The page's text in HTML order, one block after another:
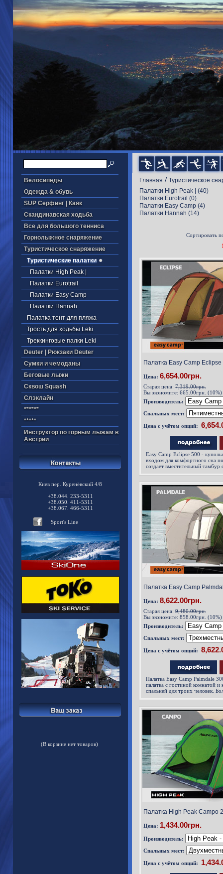
Велосипеды
Одежда & обувь
SUP Серфинг | Каяк
Скандинавская ходьба
Все для большого тенниса
Горнолыжное снаряжение
Туристическое снаряжение
Туристические палатки
Палатки High Peak |
Палатки Eurotrail
Палатки Easy Camp
Палатки Hannah
Палатка тент для пляжа
Трость для ходьбы Leki
Треккинговые палки Leki
Deuter | Рюкзаки Deuter
Cумки и чемоданы
Беговые лыжи
Cквош Squash
Cлэклайн
******
*****
Инструктор по горным лыжам в
Австрии
Киев пер. Куренёвский 4/8
+38.044. 233-5311
+38.050. 411-5311
+38.067. 466-5311
Sport's Line
(В корзине нет товаров)
Главная / Туристическое
Палатки High Peak |
(40)
Палатки Eurotrail (0)
Палатки Easy Camp(4)
Палатки Hannah (14)
Сортировать
Палатка Easy Camp
Цена: 6,654.00грн.
Старая цена:7,319.00грн.
Вы экономите: 665.00грн. (10%)
Производитель:
Спальных мест:
Цена с учётом опций:
Easy Camp Eclipse 500 -
входом для комфортного сна
создает вместительный
наполняют внутреннее
входная дверь, а также дверь
Палатка Easy Camp
Цена: 8,622.00грн.
Старая цена:9,480.00грн.
Вы экономите: 858.00грн. (10%)
Производитель:
Спальных мест:
Цена с учётом опций:
Палатка Easy Camp Palmdale
палатка с гостиной комнатой
спальней для троих человек.
образуются за счет
Палатка High Peak Campo
Цена: 1,434.00грн.
Производитель:
Спальных мест:
Цена с учётом опций: